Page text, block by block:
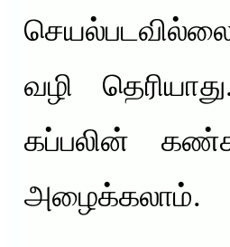
வழி
கப்பலின்
அழைக்கலாம்.